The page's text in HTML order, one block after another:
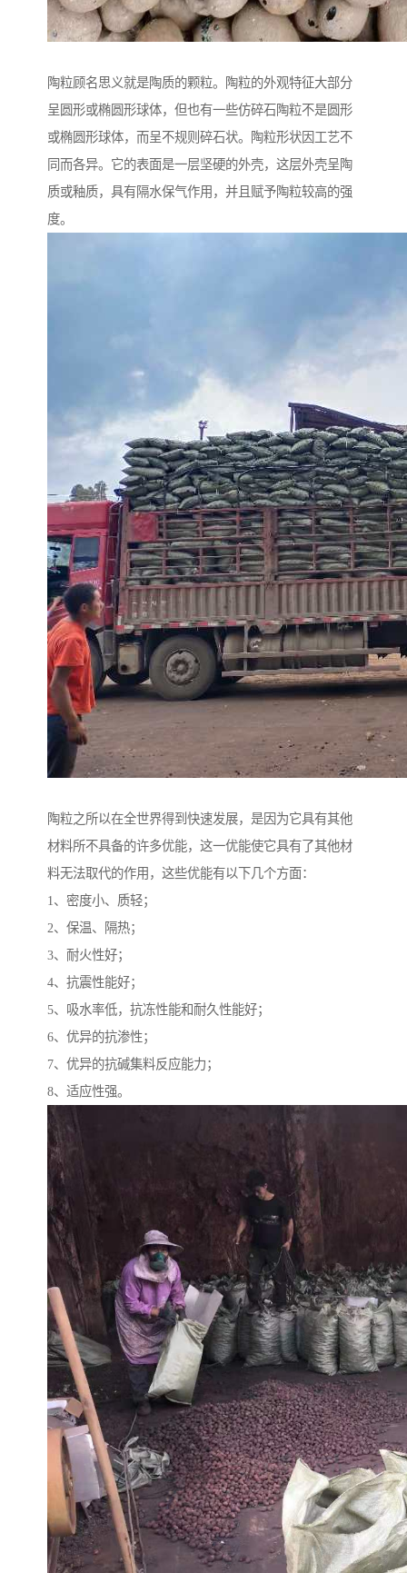
陶粒顾名思义就是陶质的颗粒。陶粒的外观特征大部分
呈圆形或椭圆形球体，但也有一些仿碎石陶粒不是圆形
或椭圆形球体，而呈不规则碎石状。陶粒形状因工艺不
同而各异。它的表面是一层坚硬的外壳，这层外壳呈陶
质或釉质，具有隔水保气作用，并且赋予陶粒较高的强
度。
陶粒之所以在全世界得到快速发展，是因为它具有其他
材料所不具备的许多优能，这一优能使它具有了其他材
料无法取代的作用，这些优能有以下几个方面：
1、密度小、质轻；
2、保温、隔热；
3、耐火性好；
4、抗震性能好；
5、吸水率低，抗冻性能和耐久性能好；
6、优异的抗渗性；
7、优异的抗碱集料反应能力；
8、适应性强。